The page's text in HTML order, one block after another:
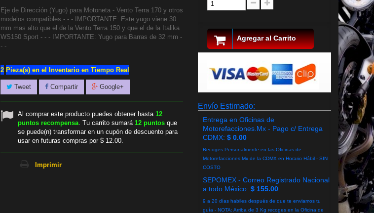
Eje de Dirección (Yugo) para Motoneta - Vento Terra 170 y otros
modelos compatibles - - - IMPORTANTE: Este yugo viene 30
mm mas alto que el de la Vento Terra 150 y que el de la Italika
WS150 Sport - - - IMPORTANTE: Yugo para Barras de 32 mm -
- -
2 Pieza(s) en el Inventario en Tiempo Real
Tweet Compartir Google+
Al comprar este producto puedes obtener hasta 12
puntos recompensa. Tu carrito sumará 12 puntos que
se puede(n) transformar en un cupón de descuento para
usar en futuras compras por $ 12.00.
Imprimir
Agregar al Carrito
Envío Estimado:
Entrega en Oficinas de
Motorefacciones.Mx - Pago c/ Entrega
CDMX: $ 0.00
Recoges Personalmente en las Oficinas de
Motorefacciones.Mx de la CDMX en Horario Hábil - SIN
COSTO
SEPOMEX - Correo Registrado Nacional
a todo México: $ 155.00
9 a 20 días habiles después de que te enviamos tu
guía - NOTA: Arriba de 3 Kg recoges en la Oficina de